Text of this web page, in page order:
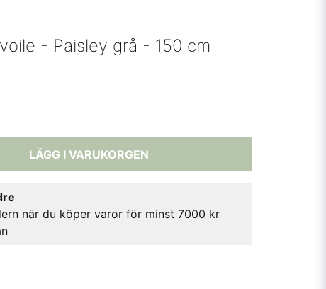
- Paisley grå - 150 cm
LÄGG I VARUKORGEN
när du köper varor för minst 7000 kr